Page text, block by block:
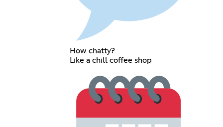
How chatty?
Like a chill coffee shop